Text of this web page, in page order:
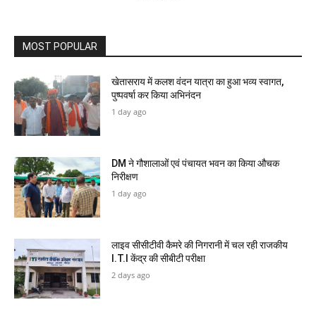
MOST POPULAR
खेतासराय में कलश वंदन यात्रा का हुआ भव्य स्वागत,
पुष्पवर्षा कर किया अभिनंदन
1 day ago
DM ने गौशालाओं एवं पंचायत भवन का किया औचक
निरीक्षण
1 day ago
लाइव सीसीटीवी कैमरे की निगरानी में चल रही राजकीय
I.T.I केंद्र की सीबीटी परीक्षा
2 days ago